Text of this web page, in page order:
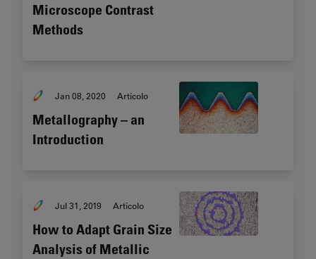
Microscope Contrast
Methods
Jan 08, 2020 Articolo
Metallography – an
Introduction
Jul 31, 2019 Articolo
How to Adapt Grain Size
Analysis of Metallic